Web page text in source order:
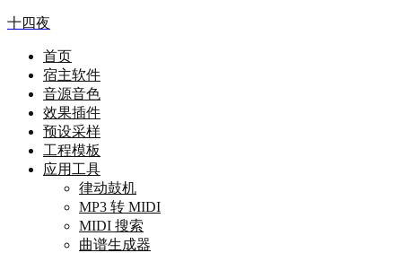
十四夜
首页
宿主软件
音源音色
效果插件
预设采样
工程模板
应用工具
律动鼓机
MP3 转 MIDI
MIDI 搜索
曲谱生成器